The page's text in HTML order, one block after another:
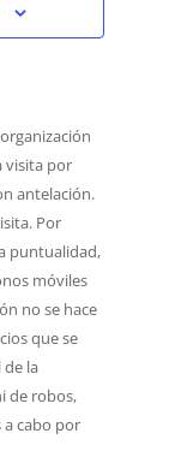
visita por
antelación.
Por
puntualidad,
móviles
no se hace
que se
de la
de robos,
a cabo por